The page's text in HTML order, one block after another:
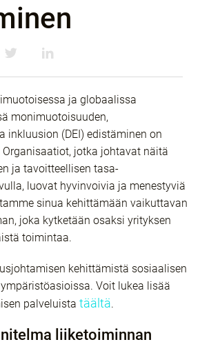
ja globaalissa
monimuotoisuuden,
inkluusion (DEI) edistäminen on
jotka johtavat näitä
ja tavoitteellisen tasa-
luovat hyvinvoivia ja menestyviä
sinua kehittämään vaikuttavan
joka kytketään osaksi yrityksen
toimintaa.
kehittämistä sosiaalisen
Voit lukea lisää
palveluista täältä.
liiketoiminnan